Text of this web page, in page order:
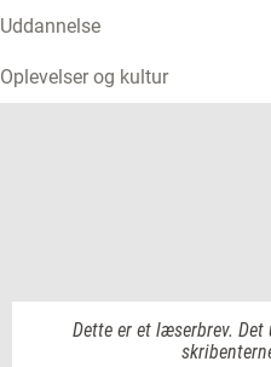
Uddannelse
Oplevelser og kultur
Dette er et læserbrev.